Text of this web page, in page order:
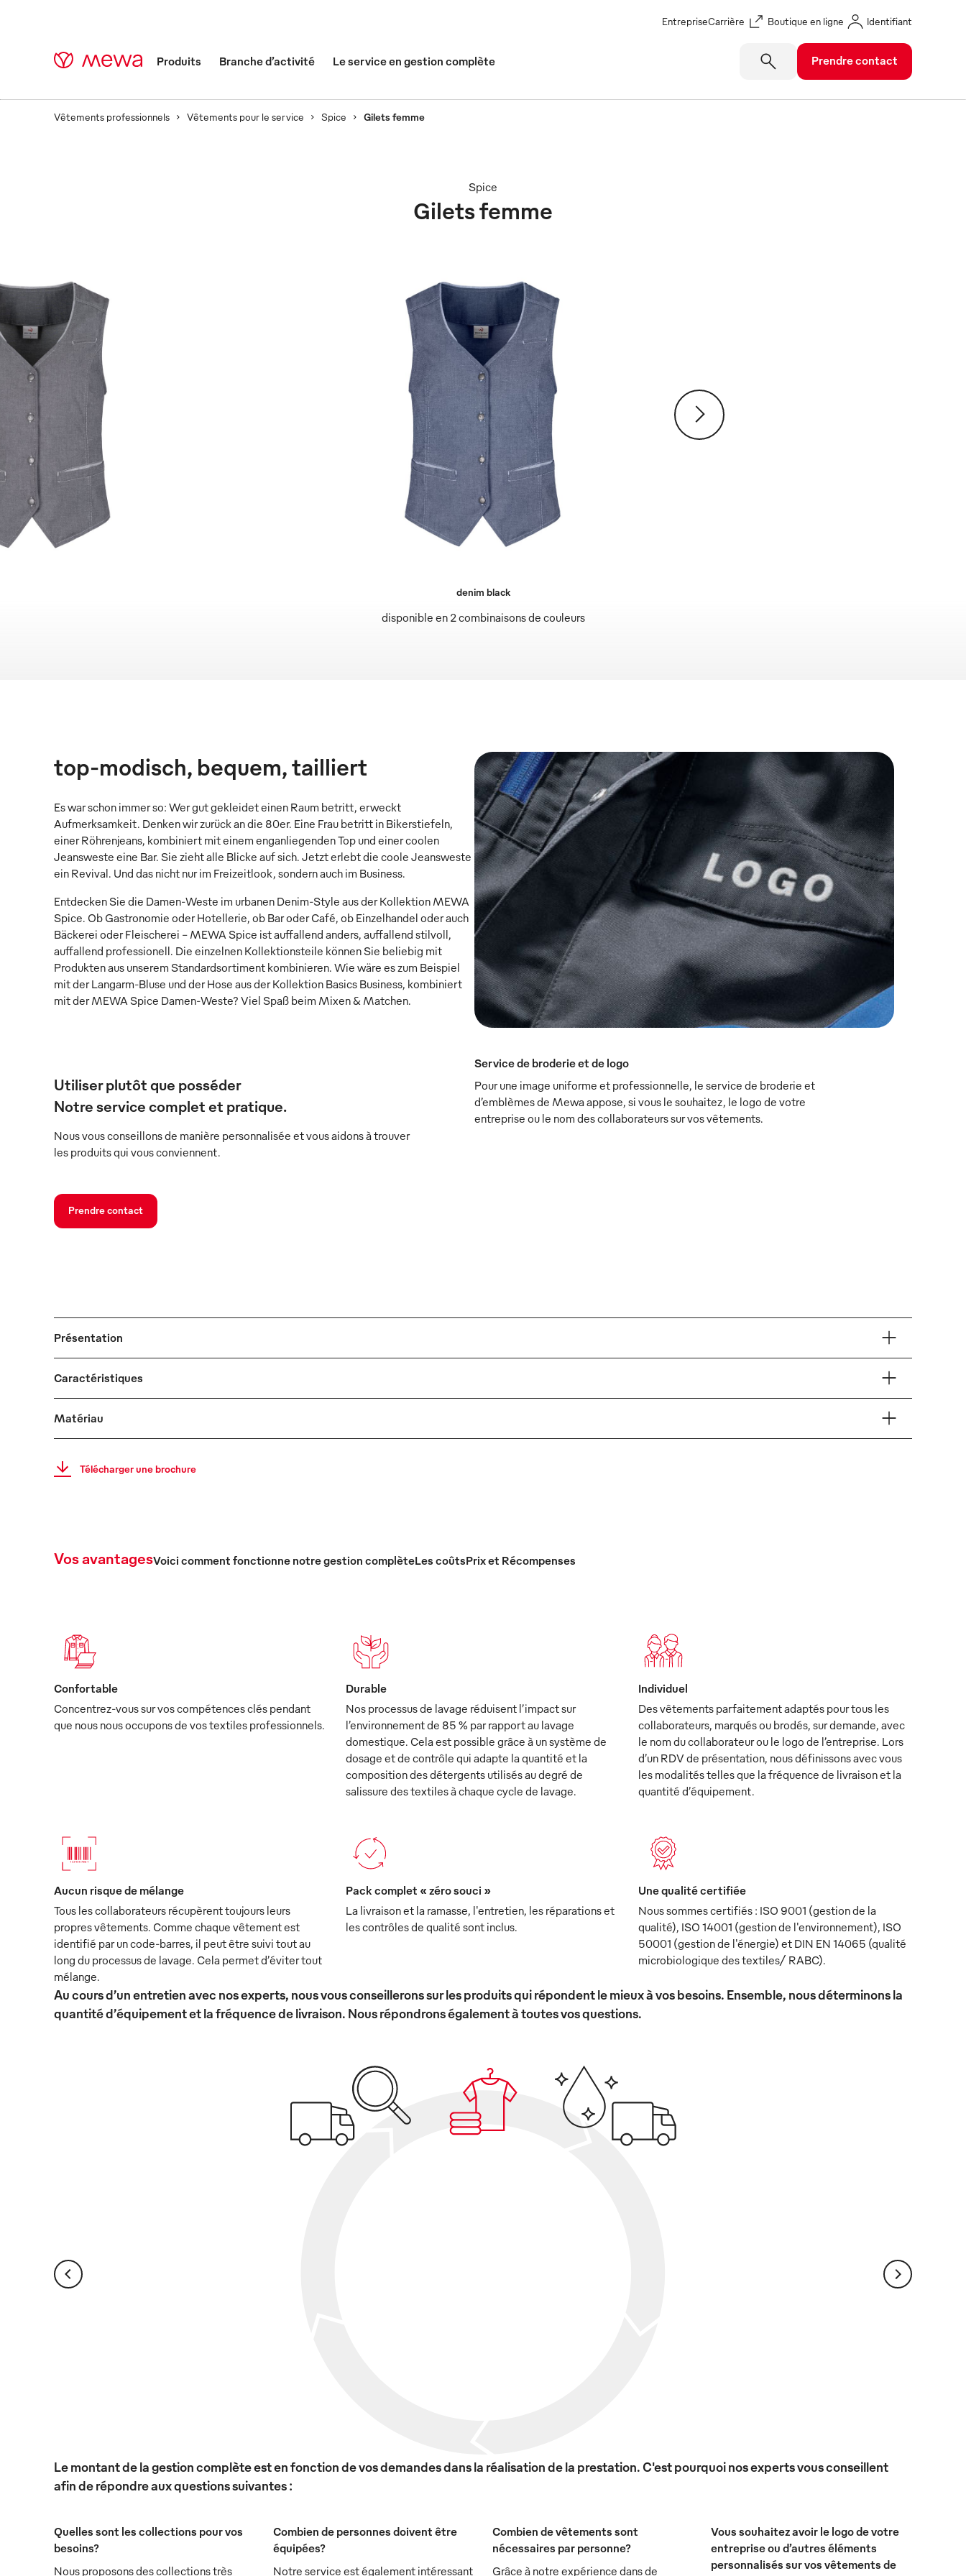
EntrepriseCarrière Boutique en ligne Identifiant
Produits Branche d’activité Le service en gestion complète Prendre contact
Vêtements professionnels Vêtements pour le service Spice Gilets femme
Gilets femme
Spice
disponible en 2 combinaisons de couleurs
denim black
top-modisch, bequem, tailliert
Es war schon immer so: Wer gut gekleidet einen Raum betritt, erweckt
Aufmerksamkeit. Denken wir zurück an die 80er. Eine Frau betritt in Bikerstiefeln,
einer Röhrenjeans, kombiniert mit einem enganliegenden Top und einer coolen
Jeansweste eine Bar. Sie zieht alle Blicke auf sich. Jetzt erlebt die coole Jeansweste
ein Revival. Und das nicht nur im Freizeitlook, sondern auch im Business.
Entdecken Sie die Damen-Weste im urbanen Denim-Style aus der Kollektion MEWA
Spice. Ob Gastronomie oder Hotellerie, ob Bar oder Café, ob Einzelhandel oder auch
Bäckerei oder Fleischerei – MEWA Spice ist auffallend anders, auffallend stilvoll,
auffallend professionell. Die einzelnen Kollektionsteile können Sie beliebig mit
Produkten aus unserem Standardsortiment kombinieren. Wie wäre es zum Beispiel
mit der Langarm-Bluse und der Hose aus der Kollektion Basics Business, kombiniert
mit der MEWA Spice Damen-Weste? Viel Spaß beim Mixen & Matchen.
Utiliser plutôt que posséder
Notre service complet et pratique.
Nous vous conseillons de manière personnalisée et vous aidons à trouver
les produits qui vous conviennent.
Prendre contact
Service de broderie et de logo
Pour une image uniforme et professionnelle, le service de broderie et
d’emblèmes de Mewa appose, si vous le souhaitez, le logo de votre
entreprise ou le nom des collaborateurs sur vos vêtements.
Présentation
Caractéristiques
Matériau
Télécharger une brochure
Vos avantagesVoici comment fonctionne notre gestion complèteLes coûtsPrix et Récompenses
Confortable
Concentrez-vous sur vos compétences clés pendant
que nous nous occupons de vos textiles professionnels.
Durable
Nos processus de lavage réduisent l’impact sur
l’environnement de 85 % par rapport au lavage
domestique. Cela est possible grâce à un système de
dosage et de contrôle qui adapte la quantité et la
composition des détergents utilisés au degré de
salissure des textiles à chaque cycle de lavage.
Individuel
Des vêtements parfaitement adaptés pour tous les
collaborateurs, marqués ou brodés, sur demande, avec
le nom du collaborateur ou le logo de l’entreprise. Lors
d’un RDV de présentation, nous définissons avec vous
les modalités telles que la fréquence de livraison et la
quantité d’équipement.
Aucun risque de mélange
Tous les collaborateurs récupèrent toujours leurs
propres vêtements. Comme chaque vêtement est
identifié par un code-barres, il peut être suivi tout au
long du processus de lavage. Cela permet d’éviter tout
mélange.
Pack complet « zéro souci »
La livraison et la ramasse, l'entretien, les réparations et
les contrôles de qualité sont inclus.
Une qualité certifiée
Nous sommes certifiés : ISO 9001 (gestion de la
qualité), ISO 14001 (gestion de l'environnement), ISO
50001 (gestion de l'énergie) et DIN EN 14065 (qualité
microbiologique des textiles/ RABC).
Au cours d’un entretien avec nos experts, nous vous conseillerons sur les produits qui répondent le mieux à vos besoins. Ensemble, nous déterminons la
quantité d’équipement et la fréquence de livraison. Nous répondrons également à toutes vos questions.
Le montant de la gestion complète est en fonction de vos demandes dans la réalisation de la prestation. C'est pourquoi nos experts vous conseillent
afin de répondre aux questions suivantes :
Quelles sont les collections pour vos
besoins?
Nous proposons des collections très
Combien de personnes doivent être
équipées?
Notre service est également intéressant
Combien de vêtements sont
nécessaires par personne?
Grâce à notre expérience dans de
Vous souhaitez avoir le logo de votre
entreprise ou d’autres éléments
personnalisés sur vos vêtements de